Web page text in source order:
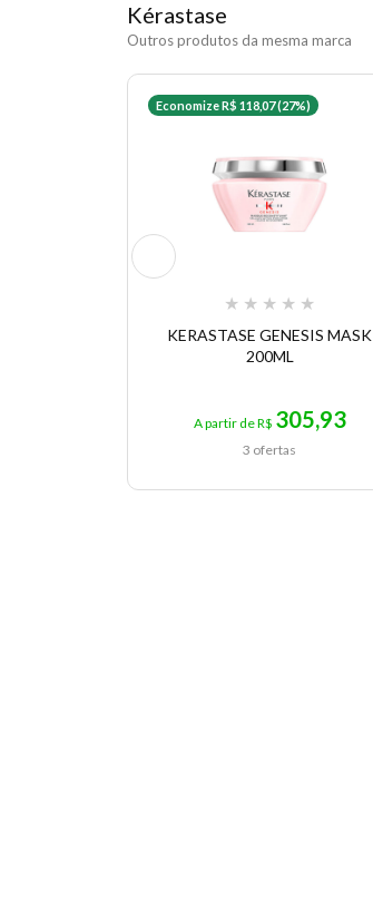
Kérastase
Outros produtos da mesma marca
Economize R$ 118,07 (27%)
★ ★ ★ ★ ★
KERASTASE GENESIS MASK
200ML
A partir de R$ 305,93
3 ofertas